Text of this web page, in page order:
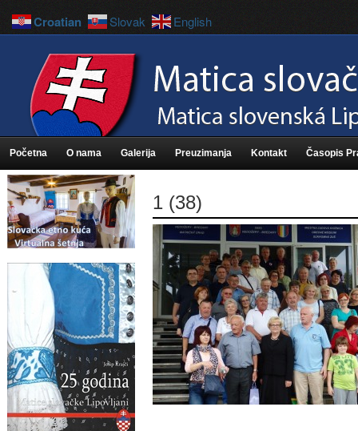
Početna O nama Galerija Preuzimanja Kontakt Časopis
1 (38)
Croatian Slovak English